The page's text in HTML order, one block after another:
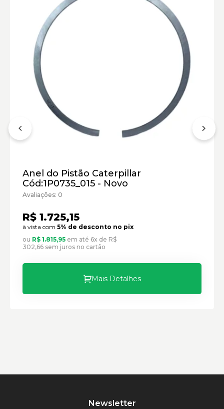
Motor Marítimo Caterpillar:
Comprimento:
Peso:Anel do Pistão Caterpillar
Cód:1P0735_015 - Novo
Avaliações: 0
R$ 1.725,15
à vista com 5% de desconto no pix
ou R$ 1.815,95 em até 6x de R$
302,66 sem juros no cartão
Mais Detalhes
Newsletter